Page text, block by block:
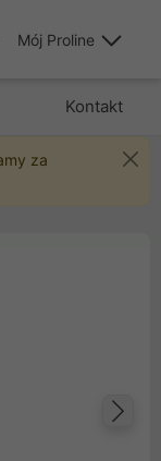
Mój Proline
Kontakt
za